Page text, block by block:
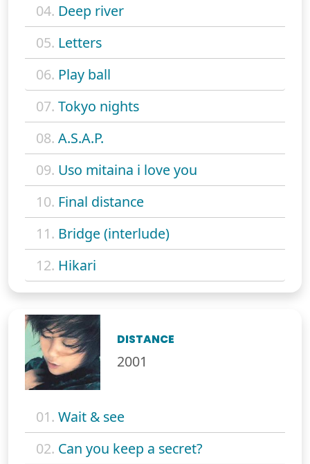
04. Deep river
05. Letters
06. Play ball
07. Tokyo nights
08. A.S.A.P.
09. Uso mitaina i love you
10. Final distance
11. Bridge (interlude)
12. Hikari
DISTANCE
2001
01. Wait & see
02. Can you keep a secret?